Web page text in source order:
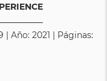
| Año: 2021 | Páginas: